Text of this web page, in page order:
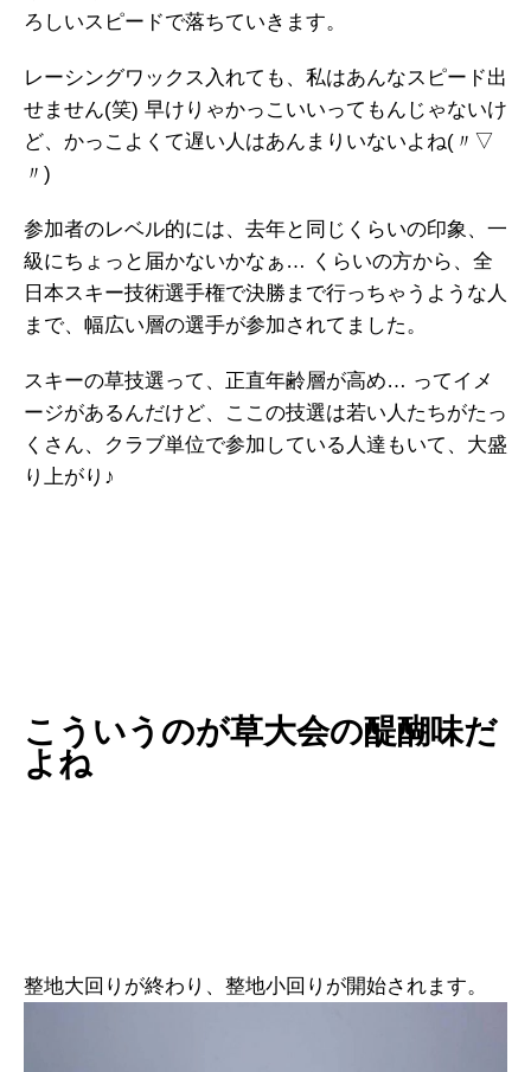
ろしいスピードで落ちていきます。
レーシングワックス入れても、私はあんなスピード出
せません(笑) 早けりゃかっこいいってもんじゃないけ
ど、かっこよくて遅い人はあんまりいないよね(〃▽
〃)
参加者のレベル的には、去年と同じくらいの印象、一
級にちょっと届かないかなぁ… くらいの方から、全
日本スキー技術選手権で決勝まで行っちゃうような人
まで、幅広い層の選手が参加されてました。
スキーの草技選って、正直年齢層が高め… ってイメ
ージがあるんだけど、ここの技選は若い人たちがたっ
くさん、クラブ単位で参加している人達もいて、大盛
り上がり♪
こういうのが草大会の醍醐味だ
よね
整地大回りが終わり、整地小回りが開始されます。